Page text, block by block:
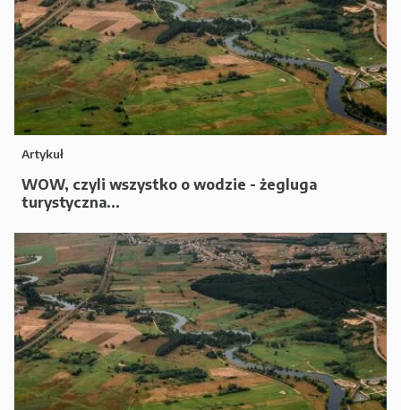
Artykuł
WOW, czyli wszystko o wodzie - żegluga
turystyczna...